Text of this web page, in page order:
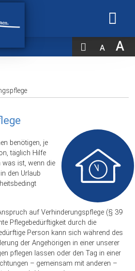
A A
benötigen, je
täglich Hilfe
was ist, wenn die
den Urlaub
auf Verhinderungspflege (§ 39
Pflegebedürftigkeit durch die
Person kann sich während des
der Angehörigen in einer unserer
pflegen lassen oder den Tag in einer
– gemeinsam mit anderen –